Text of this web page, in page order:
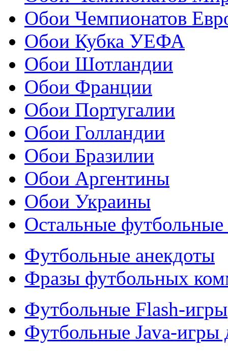
Обои Чемпионатов
Обои Кубка УЕФА
Обои Шотландии
Обои Франции
Обои Португалии
Обои Голландии
Обои Бразилии
Обои Аргентины
Обои Украины
Остальные
Футбольные анекдоты
Фразы футбольных
Футбольные Flash-игры
Футбольные Java-игры